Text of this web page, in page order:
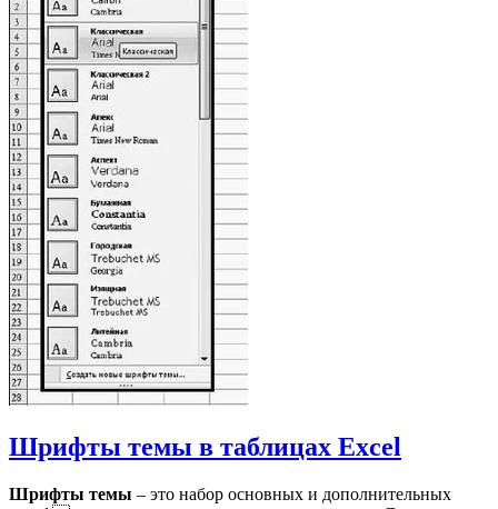
Шрифты темы в таблицах Excel
Шрифты темы – это набор основных и дополнительных